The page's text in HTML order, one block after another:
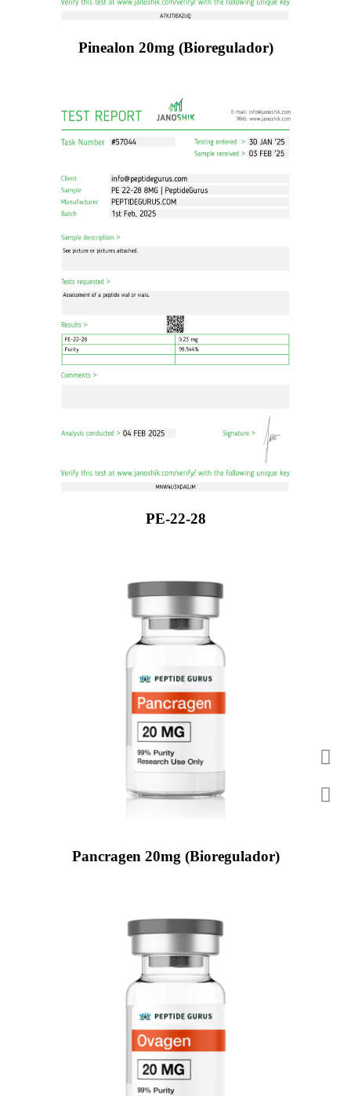
Pinealon 20mg (Bioregulador)
PE-22-28
Pancragen 20mg (Bioregulador)